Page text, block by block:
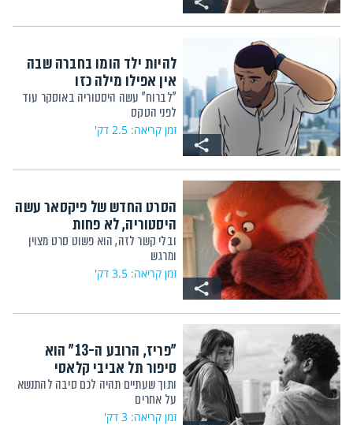
להיות ילד הומו בחברה שבה
אין אפילו מילה כזו
"לברוח" עשה היסטוריה באוסקר עוד
לפני הטקס
זמן קריאה: 2.5 דק'
הסרט החדש של פיקסאר עשה
היסטוריה, לא פחות
ובלי קשר לזה, הוא פשוט סרט מצוין
ומרגש
זמן קריאה: 3.5 דק'
"פריז, הרובע ה-13" הוא
סיפור תל אביבי קלאסי
ותוך שעתיים תהיה לכם סיבה להתנשא
על אחרים
זמן קריאה: 3 דק'